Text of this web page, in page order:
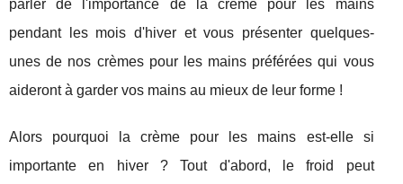
parler de l'importance de la crème pour les mains
pendant les mois d'hiver et vous présenter quelques-
unes de nos crèmes pour les mains préférées qui vous
aideront à garder vos mains au mieux de leur forme !
Alors pourquoi la crème pour les mains est-elle si
importante en hiver ? Tout d'abord, le froid peut